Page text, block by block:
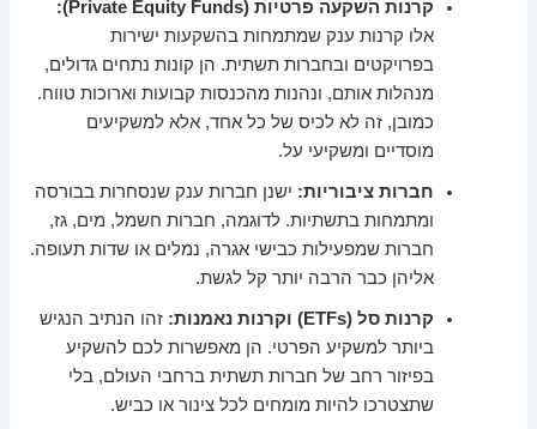
קרנות השקעה פרטיות (Private Equity Funds):
אלו קרנות ענק שמתמחות בהשקעות ישירות
בפרויקטים ובחברות תשתית. הן קונות נתחים גדולים,
מנהלות אותם, ונהנות מהכנסות קבועות וארוכות טווח.
כמובן, זה לא לכיס של כל אחד, אלא למשקיעים
מוסדיים ומשקיעי על.
חברות ציבוריות: ישנן חברות ענק שנסחרות בבורסה
ומתמחות בתשתיות. לדוגמה, חברות חשמל, מים, גז,
חברות שמפעילות כבישי אגרה, נמלים או שדות תעופה.
אליהן כבר הרבה יותר קל לגשת.
קרנות סל (ETFs) וקרנות נאמנות:
זהו הנתיב הנגיש
ביותר למשקיע הפרטי. הן מאפשרות לכם להשקיע
בפיזור רחב של חברות תשתית ברחבי העולם, בלי
שתצטרכו להיות מומחים לכל צינור או כביש.